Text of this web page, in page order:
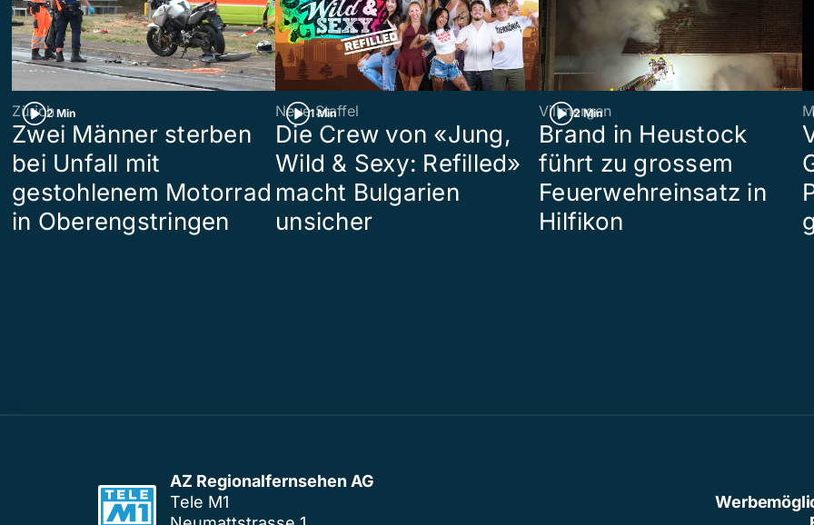
2 Min
Zürich
Zwei Männer sterben
bei Unfall mit
gestohlenem Motorrad
in Oberengstringen
1 Min
Neue Staffel
Die Crew von «Jung,
Wild & Sexy: Refilled»
macht Bulgarien
unsicher
2 Min
Villmergen
Brand in Heustock
führt zu grossem
Feuerwehreinsatz in
Hilfikon
AZ Regionalfernsehen AG
Tele M1